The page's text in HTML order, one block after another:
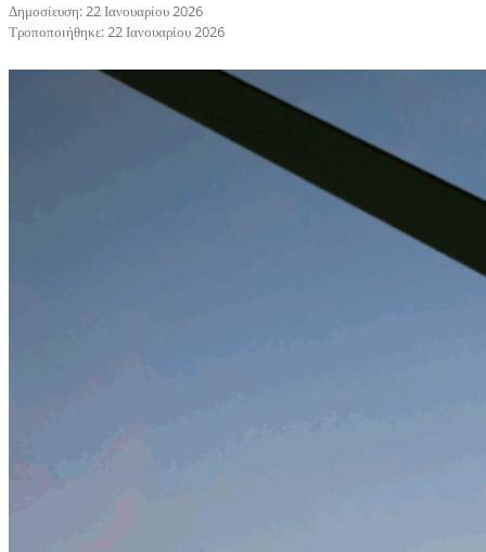
Δημοσίευση: 22 Ιανουαρίου 2026
Τροποποιήθηκε: 22 Ιανουαρίου 2026